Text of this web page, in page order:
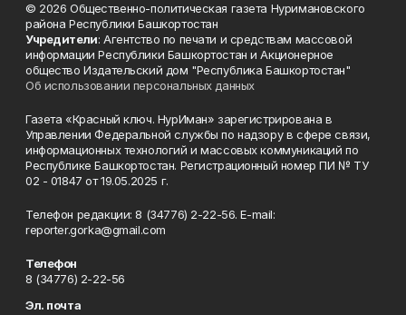
© 2026 Общественно-политическая газета Нуримановского
района Республики Башкортостан
Учредители: Агентство по печати и средствам массовой
информации Республики Башкортостан и Акционерное
общество Издательский дом "Республика Башкортостан"
Об использовании персональных данных
Газета «Красный ключ. НурИман» зарегистрирована в
Управлении Федеральной службы по надзору в сфере связи,
информационных технологий и массовых коммуникаций по
Республике Башкортостан. Регистрационный номер ПИ № ТУ
02 - 01847 от 19.05.2025 г.
Телефон редакции: 8 (34776) 2-22-56. E-mail:
reporter.gorka@gmail.com
Телефон
8 (34776) 2-22-56
Эл. почта